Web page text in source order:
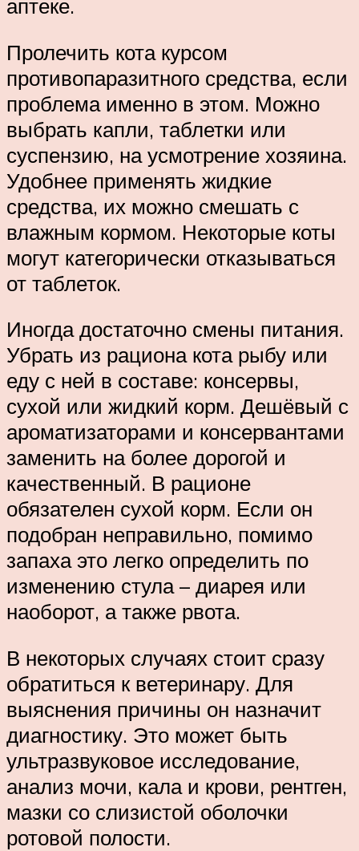
аптеке.
Пролечить кота курсом
противопаразитного средства, если
проблема именно в этом. Можно
выбрать капли, таблетки или
суспензию, на усмотрение хозяина.
Удобнее применять жидкие
средства, их можно смешать с
влажным кормом. Некоторые коты
могут категорически отказываться
от таблеток.
Иногда достаточно смены питания.
Убрать из рациона кота рыбу или
еду с ней в составе: консервы,
сухой или жидкий корм. Дешёвый с
ароматизаторами и консервантами
заменить на более дорогой и
качественный. В рационе
обязателен сухой корм. Если он
подобран неправильно, помимо
запаха это легко определить по
изменению стула – диарея или
наоборот, а также рвота.
В некоторых случаях стоит сразу
обратиться к ветеринару. Для
выяснения причины он назначит
диагностику. Это может быть
ультразвуковое исследование,
анализ мочи, кала и крови, рентген,
мазки со слизистой оболочки
ротовой полости.